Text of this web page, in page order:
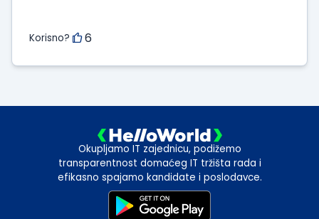
Korisno? 6
Okupljamo IT zajednicu, podižemo
transparentnost domaćeg IT tržišta rada i
efikasno spajamo kandidate i poslodavce.